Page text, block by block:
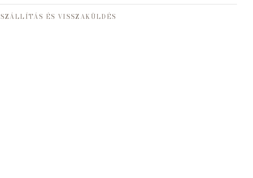
SZÁLLÍTÁS ÉS VISSZAKÜLDÉS